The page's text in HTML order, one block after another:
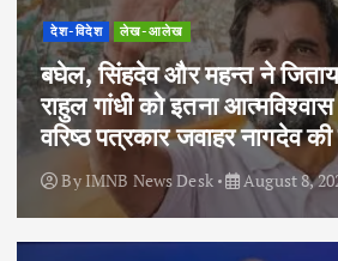
देश-विदेश लेख-आलेख
बघेल, सिंहदेव और महन्त ने
राहुल गांधी को इतना
वरिष्ठ पत्रकार जवाहर नागदेव
ByIMNB News Desk August 8,